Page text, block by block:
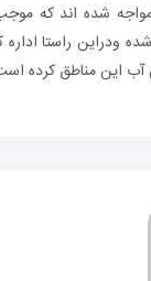
مواجه شده اند كه
ودراين راستا اداره
آب اين مناطق كرده